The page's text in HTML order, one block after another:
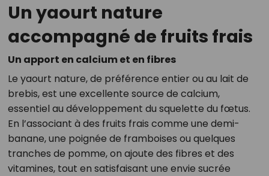
Un yaourt nature
accompagné de fruits frais
Un apport en calcium et en fibres
Le yaourt nature, de préférence entier ou au lait de
brebis, est une excellente source de calcium,
essentiel au développement du squelette du fœtus.
En l’associant à des fruits frais comme une demi-
banane, une poignée de framboises ou quelques
tranches de pomme, on ajoute des fibres et des
vitamines, tout en satisfaisant une envie sucrée